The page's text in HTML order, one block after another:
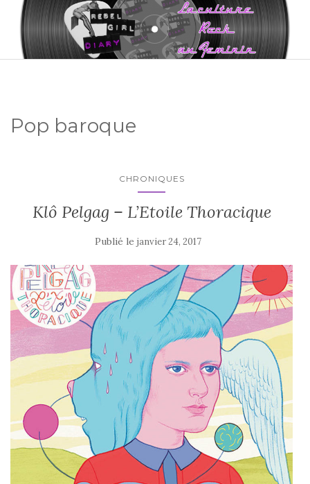
Pop baroque
CHRONIQUES
Klô Pelgag – L’Etoile Thoracique
Publié le janvier 24, 2017